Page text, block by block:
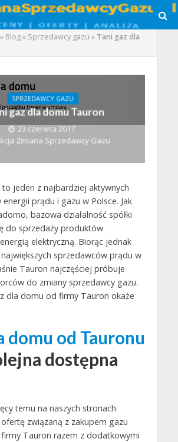
» Blog» Sprzedawcy gazu » Tani gaz dla
SPRZEDAWCY GAZU
gaz dla domu Tauron
23 czerwca 2017
Zmiana Sprzedawcy Gazu
jeden z najbardziej aktywnych
prądu i gazu w Polsce. Jak
bazowa działalność spółki
do sprzedaży produktów
elektryczną. Biorąc jednak
sprzedawców prądu w
Tauron najczęściej próbuje
do zmiany sprzedawcy gazu.
dla domu od firmy Tauron okaże
domu od Tauronu
dostępna
temu na naszych stronach
związaną z zakupem gazu
Tauron razem z dodatkowymi